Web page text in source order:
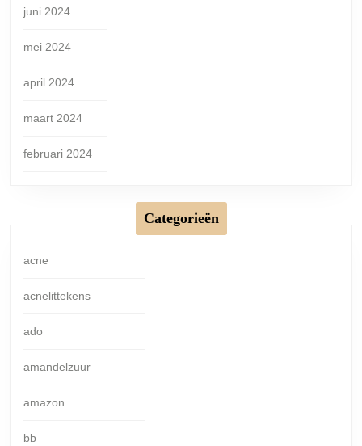
juni 2024
mei 2024
april 2024
maart 2024
februari 2024
Categorieën
acne
acnelittekens
ado
amandelzuur
amazon
bb